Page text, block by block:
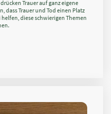
Trauer auf ganz eigene
dass Trauer und Tod einen Platz
diese schwierigen Themen